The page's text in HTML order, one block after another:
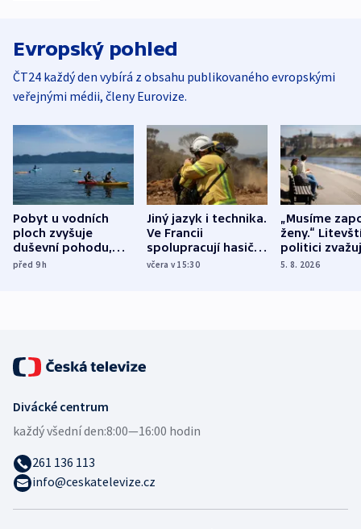
Evropský pohled
ČT24 každý den vybírá z obsahu publikovaného evropskými
veřejnými médii, členy Eurovize.
Pobyt u vodních
ploch zvyšuje
duševní pohodu,
ukázala
před 9h
Jiný jazyk i technika.
Ve Francii
spolupracují hasiči z
různých zemí
včera v 15:30
„Musíme
ženy.“
politici
dohodu o
5. 8. 2026
Divácké centrum
každý všední den:8:00—16:00 hodin
261 136 113
info@ceskatelevize.cz